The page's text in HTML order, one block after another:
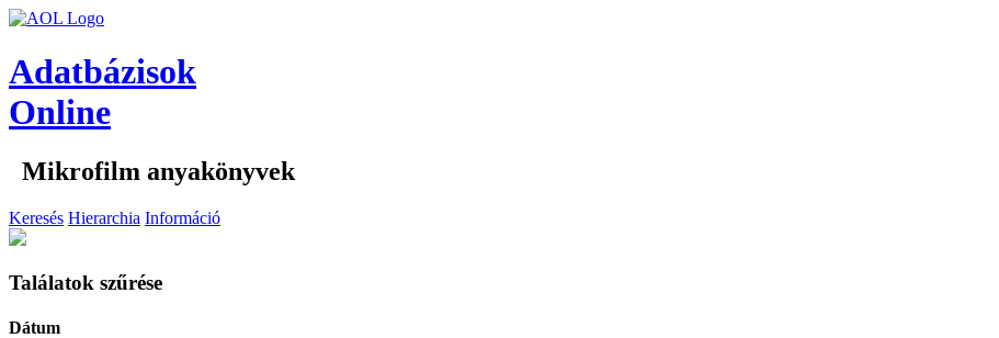
Adatbázisok
Online
Mikrofilm anyakönyvek
Keresés Hierarchia Információ
Találatok szűrése
Dátum